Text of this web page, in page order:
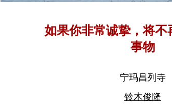
如果你非常诚挚，将不
事物
宁玛昌列寺
铃木俊隆